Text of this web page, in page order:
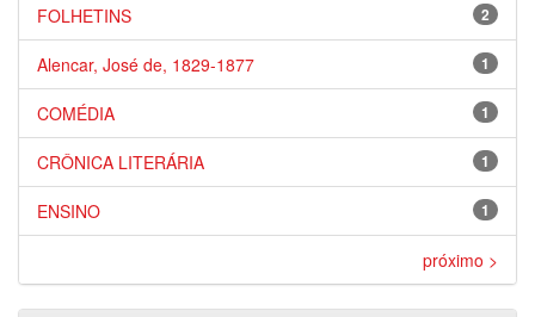
2
FOLHETINS
1
Alencar, José de, 1829-1877
1
COMÉDIA
1
CRÔNICA LITERÁRIA
1
ENSINO
próximo >